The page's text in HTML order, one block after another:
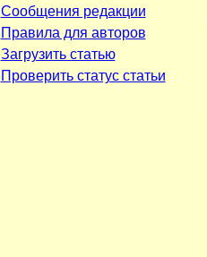
Сообщения редакции
Правила для авторов
Загрузить статью
Проверить статус статьи